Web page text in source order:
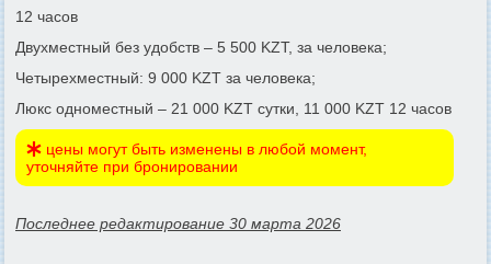
12 часов
Двухместный без удобств – 5 500 KZT, за человека;
Четырехместный: 9 000 KZT за человека;
Люкс одноместный – 21 000 KZT сутки, 11 000 KZT 12 часов
цены могут быть изменены в любой момент,
уточняйте при бронировании
Последнее редактирование 30 марта 2026